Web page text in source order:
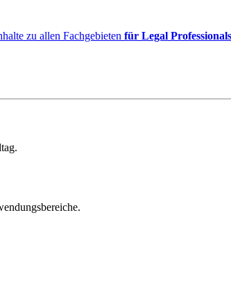
zu allen Fachgebieten für Legal Professionals